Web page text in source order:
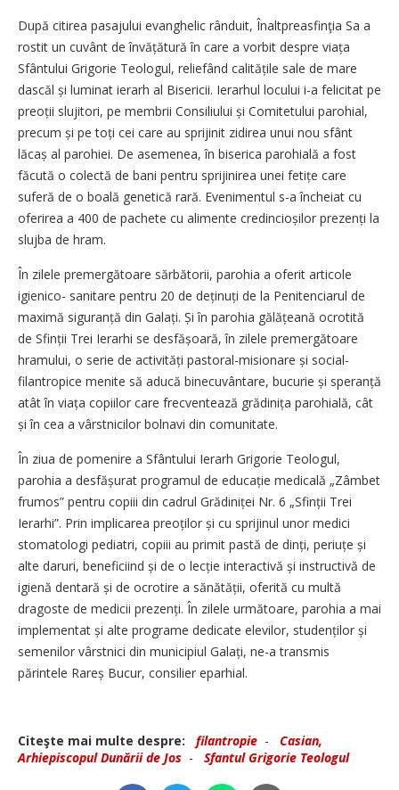
După citirea pasajului evanghelic rânduit, Înaltpreasfinţia Sa a
rostit un cuvânt de învățătură în care a vorbit despre viața
Sfântului Grigorie Teologul, reliefând calitățile sale de mare
dascăl și luminat ierarh al Bisericii. Ierarhul locului i-a felicitat pe
preoții slujitori, pe membrii Consiliului și Comitetului parohial,
precum și pe toți cei care au sprijinit zidirea unui nou sfânt
lăcaș al parohiei. De asemenea, în biserica parohială a fost
făcută o colectă de bani pentru sprijinirea unei fetițe care
suferă de o boală genetică rară. Evenimentul s-a încheiat cu
oferirea a 400 de pachete cu alimente credin­cioșilor prezenți la
slujba de hram.
În zilele premergătoare sărbătorii, parohia a oferit articole
igienico- sa­nitare pentru 20 de deținuți de la Penitenciarul de
maximă sigu­ran­ță din Galați. Și în parohia gălă­țeană ocrotită
de Sfinții Trei Ierarhi se desfășoară, în zilele premergătoare
hramului, o serie de activități pastoral-misionare și social-
filantropice menite să aducă binecuvântare, bucurie și speranță
atât în viața copiilor care frecventează grădinița parohială, cât
și în cea a vârstnicilor bolnavi din comunitate.
În ziua de pomenire a Sfântului Ierarh Grigorie Teologul,
parohia a desfășurat programul de educație medicală „Zâmbet
frumos” pentru copiii din cadrul Grădiniței Nr. 6 „Sfinții Trei
Ierarhi”. Prin implicarea preoților și cu sprijinul unor medici
stomatologi pediatri, copiii au primit pastă de dinți, periuțe și
alte daruri, beneficiind și de o lecție interactivă și instructivă de
igienă dentară și de ocrotire a sănătății, oferită cu multă
dragoste de medicii prezenți. În zilele următoare, parohia a mai
implementat și alte programe dedicate elevilor, studenților și
semenilor vârstnici din municipiul Galați, ne-a transmis
părintele Rareș Bucur, consilier eparhial.
Citeşte mai multe despre: filantropie - Casian,
Arhiepiscopul Dunării de Jos - Sfantul Grigorie Teologul